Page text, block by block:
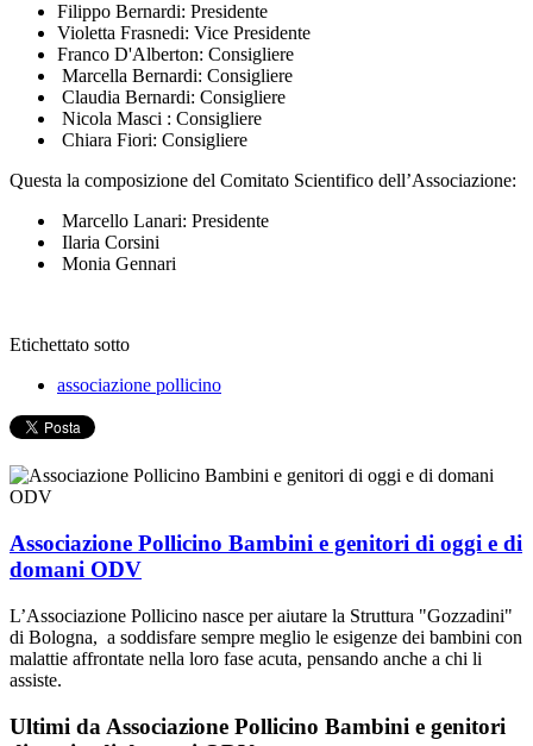
Filippo Bernardi: Presidente
Violetta Frasnedi: Vice Presidente
Franco D'Alberton: Consigliere
Marcella Bernardi: Consigliere
Claudia Bernardi: Consigliere
Nicola Masci : Consigliere
Chiara Fiori: Consigliere
Questa la composizione del Comitato Scientifico dell’Associazione:
Marcello Lanari: Presidente
Ilaria Corsini
Monia Gennari
Etichettato sotto
associazione pollicino
Associazione Pollicino Bambini e genitori di oggi e di
domani ODV
L’Associazione Pollicino nasce per aiutare la Struttura "Gozzadini"
di Bologna, a soddisfare sempre meglio le esigenze dei bambini con
malattie affrontate nella loro fase acuta, pensando anche a chi li
assiste.
Ultimi da Associazione Pollicino Bambini e genitori